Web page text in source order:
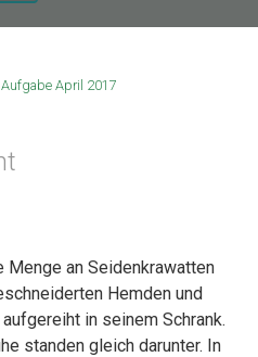
Aufgabe April 2017
Menge an Seidenkrawatten
Hemden und
in seinem Schrank.
standen gleich darunter. In